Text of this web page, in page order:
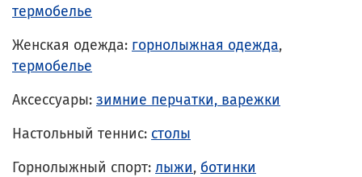
термобелье
Женская одежда: горнолыжная одежда,
термобелье
Аксессуары: зимние перчатки, варежки
Настольный теннис: столы
Горнолыжный спорт: лыжи, ботинки